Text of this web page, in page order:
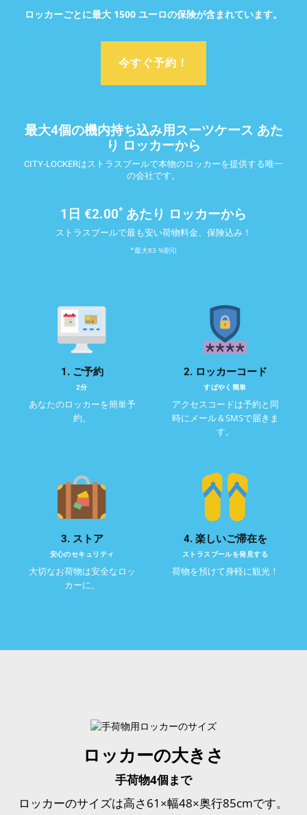
ロッカーごとに最大 1500 ユーロの保険が含まれています。
今すぐ予約！
最大4個の機内持ち込み用スーツケース あた
り ロッカーから
CITY-LOCKERはストラスブールで本物のロッカーを提供する唯一
の会社です。
1日 €2.00* あたり ロッカーから
ストラスブールで最も安い荷物料金、保険込み！
*最大83 %割引
1. ご予約
2分
あなたのロッカーを簡単予
約。
2. ロッカーコード
すばやく簡単
アクセスコードは予約と同
時にメール＆SMSで届きま
す。
3. ストア
安心のセキュリティ
大切なお荷物は安全なロッ
カーに。
4. 楽しいご滞在を
ストラスブールを発見する
荷物を預けて身軽に観光！
ロッカーの大きさ
手荷物4個まで
ロッカーのサイズは高さ61×幅48×奥行85cmです。